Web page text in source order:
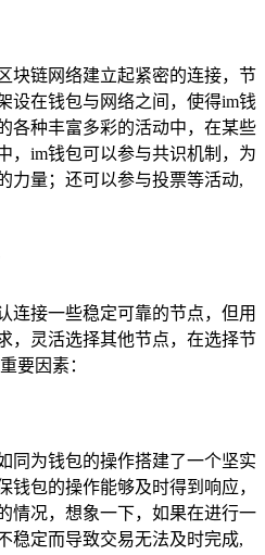
块链网络建立起紧密的连接，节
设在钱包与网络之间，使得im钱
各种丰富多彩的活动中，在某些
，im钱包可以参与共识机制，为
力量；还可以参与投票等活动,
连接一些稳定可靠的节点，但用
，灵活选择其他节点，在选择节
要因素：
同为钱包的操作搭建了一个坚实
钱包的操作能够及时得到响应，
情况，想象一下，如果在进行一
稳定而导致交易无法及时完成,